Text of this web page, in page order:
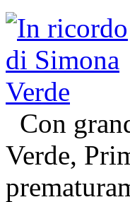
Con
Verde,